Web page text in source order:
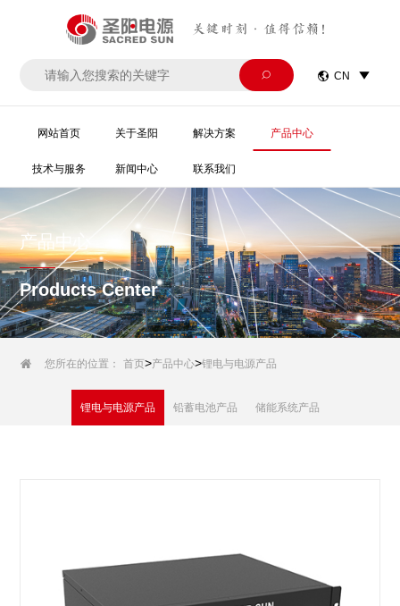
关键时刻·值得信赖！
  CN 
网站首页 关于圣阳 解决方案 产品中心
技术与服务 新闻中心 联系我们
产品中心
Products Center
 您所在的位置： 首页>产品中心>锂电与电源产品
锂电与电源产品 铅蓄电池产品 储能系统产品